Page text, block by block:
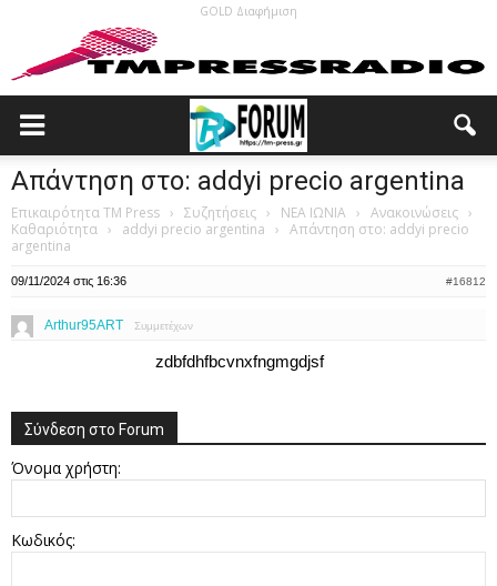
GOLD Διαφήμιση
Απάντηση στο: addyi precio argentina
Επικαιρότητα TM Press › Συζητήσεις › ΝΕΑ ΙΩΝΙΑ › Ανακοινώσεις ›
Καθαριότητα › addyi precio argentina › Απάντηση στο: addyi precio
argentina
09/11/2024 στις 16:36 #16812
Arthur95ART Συμμετέχων
zdbfdhfbcvnxfngmgdjsf
Σύνδεση στο Forum
Όνομα χρήστη:
Κωδικός: